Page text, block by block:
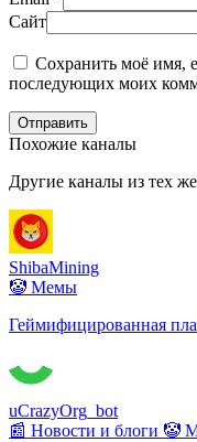
Сайт
Сохранить моё имя,
последующих моих
Отправить
Похожие каналы
Другие каналы из тех
ShibaMining
🤡 Мемы
Геймифицированная
uCrazyOrg_bot
📰 Новости и блоги 🤡